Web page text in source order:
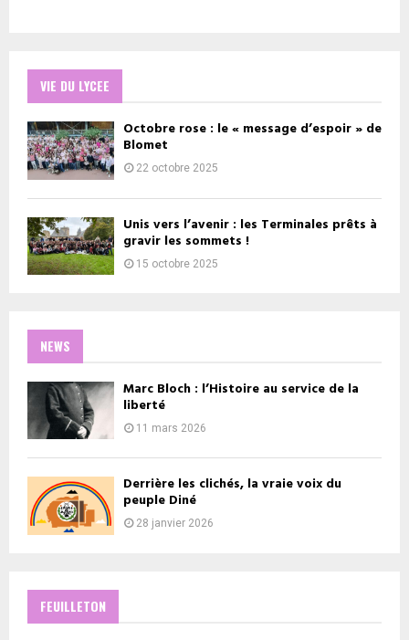
VIE DU LYCEE
Octobre rose : le « message d’espoir » de
Blomet
22 octobre 2025
Unis vers l’avenir : les Terminales prêts à
gravir les sommets !
15 octobre 2025
NEWS
Marc Bloch : l’Histoire au service de la
liberté
11 mars 2026
Derrière les clichés, la vraie voix du
peuple Diné
28 janvier 2026
FEUILLETON